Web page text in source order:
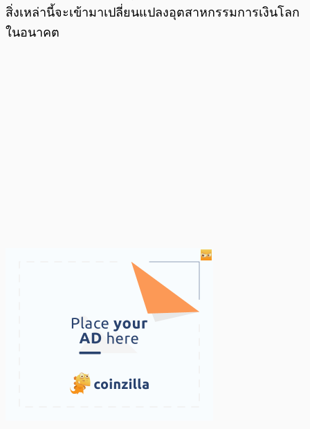
สิ่งเหล่านี้จะเข้ามาเปลี่ยนแปลงอุตสาหกรรมการเงินโลก
ในอนาคต